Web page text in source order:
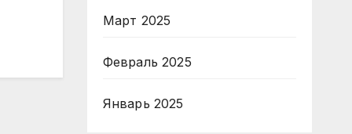
Март 2025
Февраль 2025
Январь 2025